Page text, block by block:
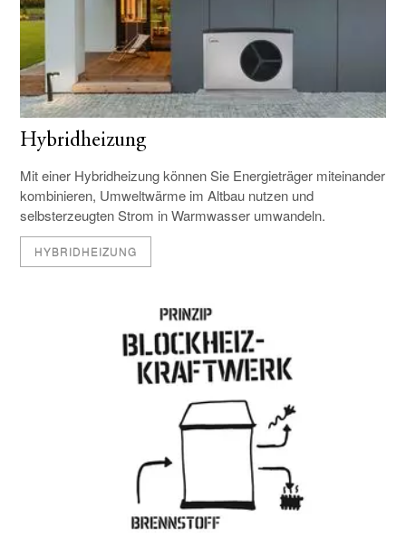
Hybridheizung
Mit einer Hybridheizung können Sie Energieträger miteinander
kombinieren, Umweltwärme im Altbau nutzen und
selbsterzeugten Strom in Warmwasser umwandeln.
HYBRIDHEIZUNG